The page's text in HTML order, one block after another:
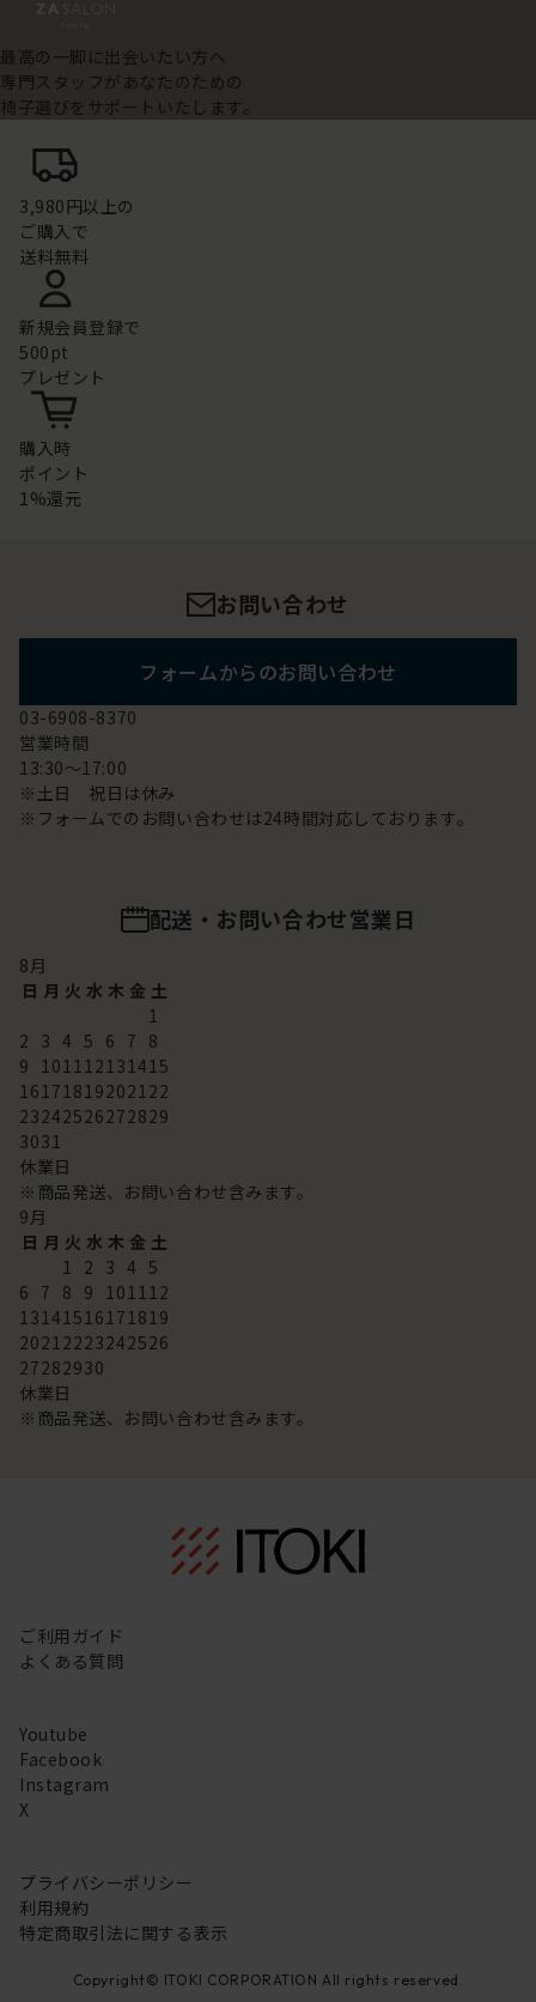
最高の一脚に出会いたい方へ
専門スタッフがあなたのための
椅子選びをサポートいたします。
3,980円以上の
ご購入で
送料無料
新規会員登録で
500pt
プレゼント
購入時
ポイント
1%還元
お問い合わせ
フォームからのお問い合わせ
03-6908-8370
営業時間
13:30～17:00
※土日 祝日は休み
※フォームでのお問い合わせは24時間対応しております。
配送・お問い合わせ営業日
8月
日 月 火 水 木 金 土
1
2 3 4 5 6 7 8
9 101112131415
16171819202122
23242526272829
3031
休業日
※商品発送、お問い合わせ含みます。
9月
日 月 火 水 木 金 土
1 2 3 4 5
6 7 8 9 101112
13141516171819
20212223242526
27282930
休業日
※商品発送、お問い合わせ含みます。
ご利用ガイド
よくある質問
Youtube
Facebook
Instagram
X
プライバシーポリシー
利用規約
特定商取引法に関する表示
Copyright© ITOKI CORPORATION All rights reserved.